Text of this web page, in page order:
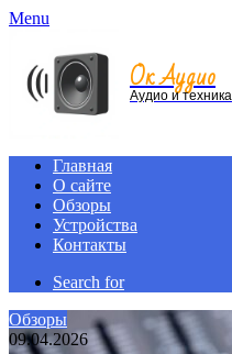
Menu
Ок Аудио
Аудио и техника
Главная
О сайте
Обзоры
Устройства
Контакты
Search for
Обзоры
09.04.2026